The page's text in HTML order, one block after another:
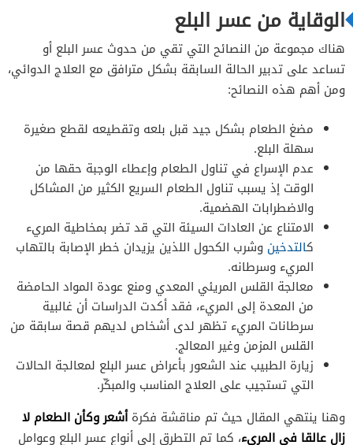
الوقاية من عسر البلع
هناك مجموعة من النصائح التي تقي من حدوث عسر البلع أو
تساعد على تدبير الحالة السابقة بشكل مترافق مع العلاج الدوائي،
ومن أهم هذه النصائح:
مضغ الطعام بشكل جيد قبل بلعه وتقطيعه لقطع صغيرة
سهلة البلع.
عدم الإسراع في تناول الطعام وإعطاء الوجبة حقها من
الوقت إذ يسبب تناول الطعام السريع الكثير من المشاكل
والاضطرابات الهضمية.
الامتناع عن العادات السيئة التي قد تضر بمخاطية المريء
كالتدخين وشرب الكحول اللذين يزيدان خطر الإصابة بالتهاب
المريء وسرطانه.
معالجة القلس المريئي المعدي ومنع عودة المواد الحامضة
من المعدة إلى المريء، فقد أكدت الدراسات أن غالبية
سرطانات المريء تظهر لدى أشخاص لديهم قصة سابقة من
القلس المزمن وغير المعالج.
زيارة الطبيب عند الشعور بأعراض عسر البلع لمعالجة الحالات
التي تستجيب على العلاج المناسب والمبكّر.
وهنا ينتهي المقال حيث تم مناقشة فكرةأشعر وكأن الطعام لا
زال عالقا في المريء، كما تم التطرق إلى أنواع عسر البلع وعوامل